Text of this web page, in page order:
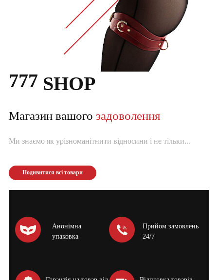
777 SHOP
Магазин вашого задоволення
Ми знаємо як урізноманітнити відносини і не тільки...
Подивитися всі товари
Анонімна
упаковка
Прийом замовлень
24/7